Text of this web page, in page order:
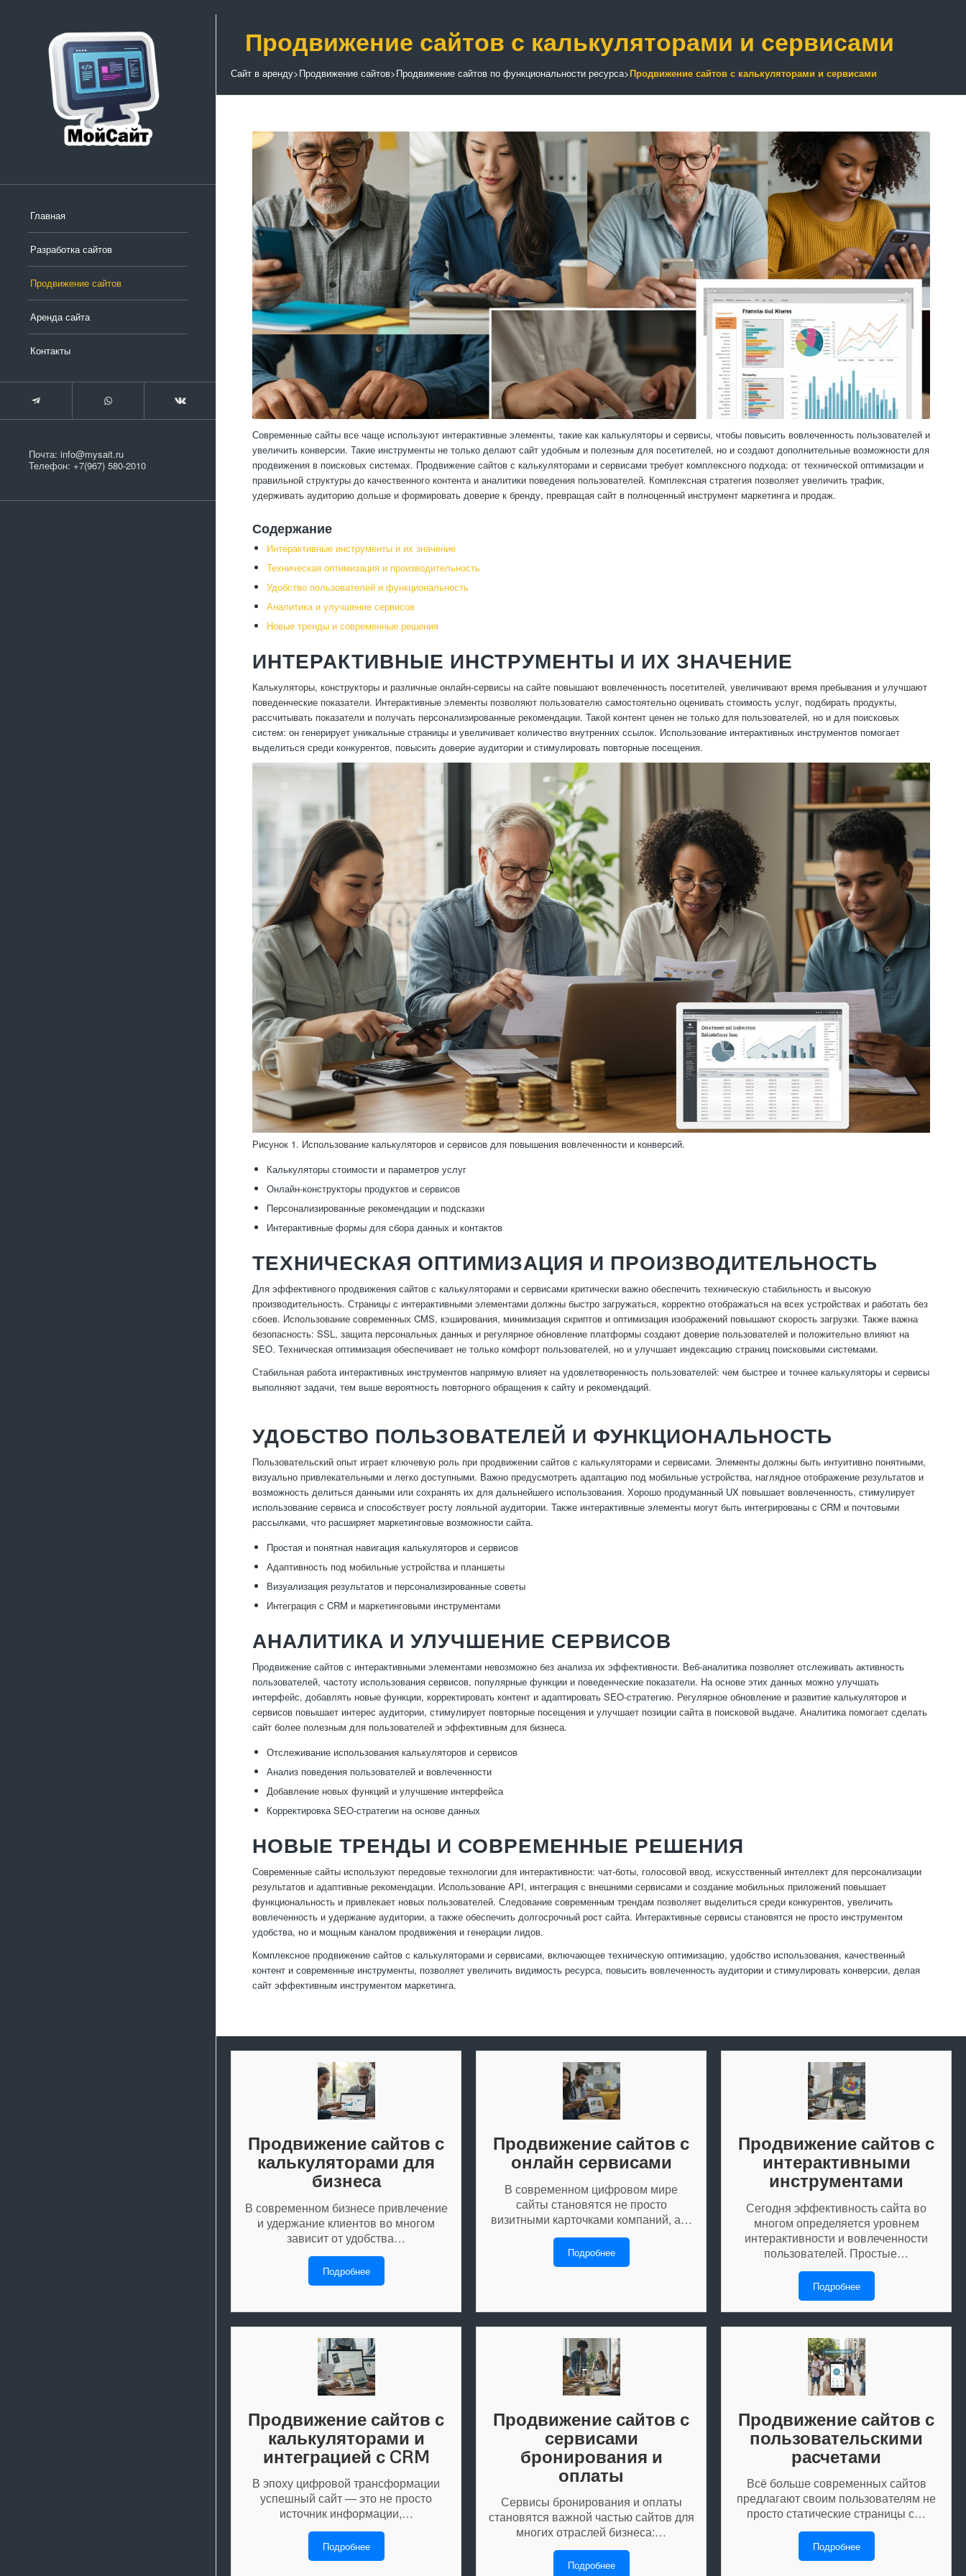
Главная
Разработка сайтов
Продвижение сайтов
Аренда сайта
Контакты
Почта: info@mysait.ru
Телефон: +7(967) 580-2010
Продвижение сайтов с калькуляторами и сервисами
Сайт в аренду>Продвижение сайтов>Продвижение сайтов по функциональности ресурса>Продвижение сайтов с калькуляторами и сервисами
Современные сайты все чаще используют интерактивные элементы, такие как калькуляторы и сервисы, чтобы повысить вовлеченность пользователей и
увеличить конверсии. Такие инструменты не только делают сайт удобным и полезным для посетителей, но и создают дополнительные возможности для
продвижения в поисковых системах. Продвижение сайтов с калькуляторами и сервисами требует комплексного подхода: от технической оптимизации и
правильной структуры до качественного контента и аналитики поведения пользователей. Комплексная стратегия позволяет увеличить трафик,
удерживать аудиторию дольше и формировать доверие к бренду, превращая сайт в полноценный инструмент маркетинга и продаж.
Содержание
Интерактивные инструменты и их значение
Техническая оптимизация и производительность
Удобство пользователей и функциональность
Аналитика и улучшение сервисов
Новые тренды и современные решения
ИНТЕРАКТИВНЫЕ ИНСТРУМЕНТЫ И ИХ ЗНАЧЕНИЕ
Калькуляторы, конструкторы и различные онлайн-сервисы на сайте повышают вовлеченность посетителей, увеличивают время пребывания и улучшают
поведенческие показатели. Интерактивные элементы позволяют пользователю самостоятельно оценивать стоимость услуг, подбирать продукты,
рассчитывать показатели и получать персонализированные рекомендации. Такой контент ценен не только для пользователей, но и для поисковых
систем: он генерирует уникальные страницы и увеличивает количество внутренних ссылок. Использование интерактивных инструментов помогает
выделиться среди конкурентов, повысить доверие аудитории и стимулировать повторные посещения.
Рисунок 1. Использование калькуляторов и сервисов для повышения вовлеченности и конверсий.
Калькуляторы стоимости и параметров услуг
Онлайн-конструкторы продуктов и сервисов
Персонализированные рекомендации и подсказки
Интерактивные формы для сбора данных и контактов
ТЕХНИЧЕСКАЯ ОПТИМИЗАЦИЯ И ПРОИЗВОДИТЕЛЬНОСТЬ
Для эффективного продвижения сайтов с калькуляторами и сервисами критически важно обеспечить техническую стабильность и высокую
производительность. Страницы с интерактивными элементами должны быстро загружаться, корректно отображаться на всех устройствах и работать без
сбоев. Использование современных CMS, кэширования, минимизация скриптов и оптимизация изображений повышают скорость загрузки. Также важна
безопасность: SSL, защита персональных данных и регулярное обновление платформы создают доверие пользователей и положительно влияют на
SEO. Техническая оптимизация обеспечивает не только комфорт пользователей, но и улучшает индексацию страниц поисковыми системами.
Стабильная работа интерактивных инструментов напрямую влияет на удовлетворенность пользователей: чем быстрее и точнее калькуляторы и сервисы
выполняют задачи, тем выше вероятность повторного обращения к сайту и рекомендаций.
УДОБСТВО ПОЛЬЗОВАТЕЛЕЙ И ФУНКЦИОНАЛЬНОСТЬ
Пользовательский опыт играет ключевую роль при продвижении сайтов с калькуляторами и сервисами. Элементы должны быть интуитивно понятными,
визуально привлекательными и легко доступными. Важно предусмотреть адаптацию под мобильные устройства, наглядное отображение результатов и
возможность делиться данными или сохранять их для дальнейшего использования. Хорошо продуманный UX повышает вовлеченность, стимулирует
использование сервиса и способствует росту лояльной аудитории. Также интерактивные элементы могут быть интегрированы с CRM и почтовыми
рассылками, что расширяет маркетинговые возможности сайта.
Простая и понятная навигация калькуляторов и сервисов
Адаптивность под мобильные устройства и планшеты
Визуализация результатов и персонализированные советы
Интеграция с CRM и маркетинговыми инструментами
АНАЛИТИКА И УЛУЧШЕНИЕ СЕРВИСОВ
Продвижение сайтов с интерактивными элементами невозможно без анализа их эффективности. Веб-аналитика позволяет отслеживать активность
пользователей, частоту использования сервисов, популярные функции и поведенческие показатели. На основе этих данных можно улучшать
интерфейс, добавлять новые функции, корректировать контент и адаптировать SEO-стратегию. Регулярное обновление и развитие калькуляторов и
сервисов повышает интерес аудитории, стимулирует повторные посещения и улучшает позиции сайта в поисковой выдаче. Аналитика помогает сделать
сайт более полезным для пользователей и эффективным для бизнеса.
Отслеживание использования калькуляторов и сервисов
Анализ поведения пользователей и вовлеченности
Добавление новых функций и улучшение интерфейса
Корректировка SEO-стратегии на основе данных
НОВЫЕ ТРЕНДЫ И СОВРЕМЕННЫЕ РЕШЕНИЯ
Современные сайты используют передовые технологии для интерактивности: чат-боты, голосовой ввод, искусственный интеллект для персонализации
результатов и адаптивные рекомендации. Использование API, интеграция с внешними сервисами и создание мобильных приложений повышает
функциональность и привлекает новых пользователей. Следование современным трендам позволяет выделиться среди конкурентов, увеличить
вовлеченность и удержание аудитории, а также обеспечить долгосрочный рост сайта. Интерактивные сервисы становятся не просто инструментом
удобства, но и мощным каналом продвижения и генерации лидов.
Комплексное продвижение сайтов с калькуляторами и сервисами, включающее техническую оптимизацию, удобство использования, качественный
контент и современные инструменты, позволяет увеличить видимость ресурса, повысить вовлеченность аудитории и стимулировать конверсии, делая
сайт эффективным инструментом маркетинга.
Продвижение сайтов с
калькуляторами для
бизнеса
В современном бизнесе привлечение
и удержание клиентов во многом
зависит от удобства…
Подробнее
Продвижение сайтов с
онлайн сервисами
В современном цифровом мире
сайты становятся не просто
визитными карточками компаний, а…
Подробнее
Продвижение сайтов с
интерактивными
инструментами
Сегодня эффективность сайта во
многом определяется уровнем
интерактивности и вовлеченности
пользователей. Простые…
Подробнее
Продвижение сайтов с
калькуляторами и
интеграцией с CRM
В эпоху цифровой трансформации
успешный сайт — это не просто
источник информации,…
Подробнее
Продвижение сайтов с
сервисами
бронирования и
оплаты
Сервисы бронирования и оплаты
становятся важной частью сайтов для
многих отраслей бизнеса:…
Подробнее
Продвижение сайтов с
пользовательскими
расчетами
Всё больше современных сайтов
предлагают своим пользователям не
просто статические страницы с…
Подробнее